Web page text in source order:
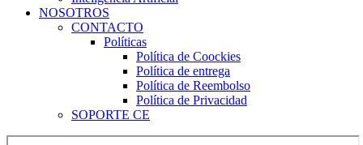
NOSOTROS
CONTACTO
Políticas
Política de Coockies
Política de entrega
Política de Reembolso
Política de Privacidad
SOPORTE CE